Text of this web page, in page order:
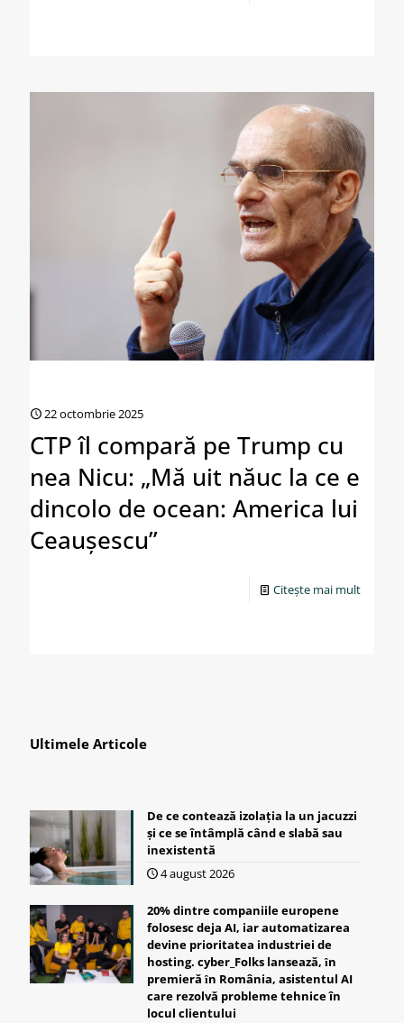
22 octombrie 2025
CTP îl compară pe Trump cu
nea Nicu: „Mă uit năuc la ce e
dincolo de ocean: America lui
Ceaușescu”
Citește mai mult
Ultimele Articole
De ce contează izolația la un jacuzzi
și ce se întâmplă când e slabă sau
inexistentă
4 august 2026
20% dintre companiile europene
folosesc deja AI, iar automatizarea
devine prioritatea industriei de
hosting. cyber_Folks lansează, ȋn
premieră ȋn România, asistentul AI
care rezolvă probleme tehnice în
locul clientului